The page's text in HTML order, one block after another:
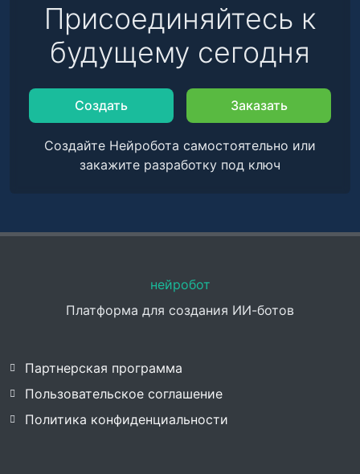
Присоединяйтесь к
будущему сегодня
Создать Заказать
Создайте Нейробота самостоятельно или
закажите разработку под ключ
нейробот
Платформа для создания ИИ-ботов
Партнерская программа
Пользовательское соглашение
Политика конфиденциальности